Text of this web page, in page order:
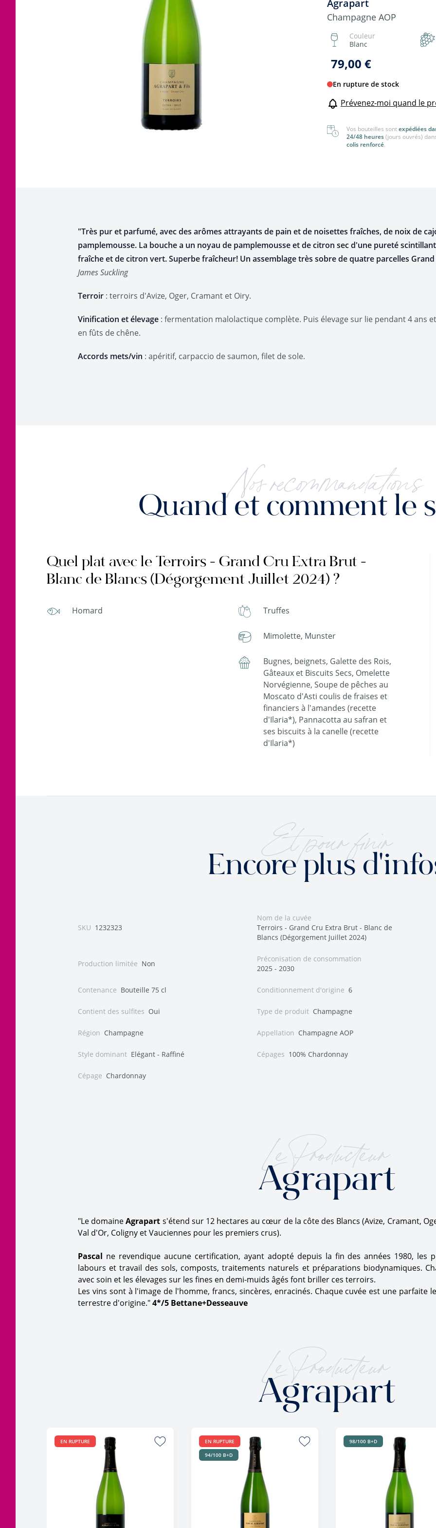
Languedoc
Agrapart
Champagne AOP
Couleur
Blanc
79,00 €
En rupture de stock
Prévenez-moi quand le
Vos bouteilles sontexpédiées
24/48 heures(jours ouvrés)
colis renforcé.
"Très pur et parfumé, avec des arômes attrayants de pain et de noisettes fraîches, de noix de
pamplemousse. La bouche a un noyau de pamplemousse et de citron sec d'une pureté
fraîche et de citron vert. Superbe fraîcheur! Un assemblage très sobre de quatre parcelles Grand
James Suckling
Terroir : terroirs d'Avize, Oger, Cramant et Oiry.
Vinification et élevage : fermentation malolactique complète. Puis élevage sur lie pendant 4 ans
en fûts de chêne.
Accords mets/vin : apéritif, carpaccio de saumon, filet de sole.
Nos recommandations
Quand et comment le
Quel plat avec le Terroirs - Grand Cru Extra Brut -
Blanc de Blancs (Dégorgement Juillet 2024) ?
Homard Truffes
Mimolette, Munster
Bugnes, beignets, Galette des Rois,
Gâteaux et Biscuits Secs, Omelette
Norvégienne, Soupe de pêches au
Moscato d'Asti coulis de fraises et
financiers à l'amandes (recette
d'Ilaria*), Pannacotta au safran et
ses biscuits à la canelle (recette
d'Ilaria*)
Et pour finir
Encore plus
SKU 1232323
Nom de la cuvée
Terroirs - Grand Cru Extra Brut - Blanc de
Blancs (Dégorgement Juillet 2024)
Production limitée Non
Préconisation de consommation
2025 - 2030
Contenance Bouteille 75 cl Conditionnement d'origine 6
Contient des sulfites Oui Type de produit Champagne
Région Champagne Appellation Champagne AOP
Style dominant Elégant - Raffiné Cépages 100% Chardonnay
Cépage Chardonnay
Le Producteur
Agrapart
"Le domaineAgrapart s'étend sur 12 hectares au cœur de la côte des Blancs (Avize, Cramant,
Val d'Or, Coligny et Vauciennes pour les premiers crus).
Pascal ne revendique aucune certification, ayant adopté depuis la fin des années 1980, les
labours et travail des sols, composts, traitements naturels et préparations biodynamiques.
avec soin et les élevages sur les fines en demi-muids âgés font briller ces terroirs.
Les vins sont à l'image de l'homme, francs, sincères, enracinés. Chaque cuvée est une parfaite
terrestre d'origine."4*/5 Bettane+Desseauve
Le Producteur
Agrapart
EN RUPTURE
EN RUPTURE
94/100 B+D
98/100 B+D